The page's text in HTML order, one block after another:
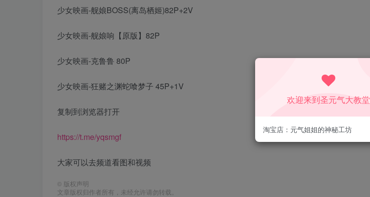
少女映画-舰娘BOSS(离岛栖姬)82P+2V
少女映画-舰娘响【原版】82P
少女映画-克鲁鲁 80P
少女映画-狂赌之渊蛇喰梦子 45P+1V
复制到浏览器打开
https://t.me/yqsmgf
大家可以去频道看图和视频
© 版权声明
文章版权归作者所有，未经允许请勿转载。
欢迎来到圣元气大教堂
淘宝店：元气姐姐的神秘工坊